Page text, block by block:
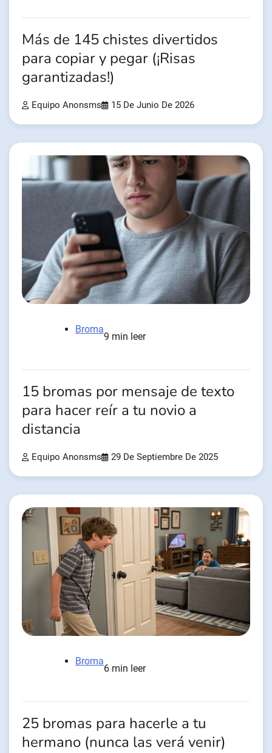
Más de 145 chistes divertidos
para copiar y pegar (¡Risas
garantizadas!)
Equipo Anonsms 15 De Junio De 2026
Broma
9 min leer
15 bromas por mensaje de texto
para hacer reír a tu novio a
distancia
Equipo Anonsms 29 De Septiembre De 2025
Broma
6 min leer
25 bromas para hacerle a tu
hermano (nunca las verá venir)